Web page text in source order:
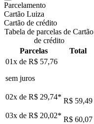
Parcelamento
Cartão Luiza
Cartão de crédito
Tabela de parcelas de Cartão
de crédito
Parcelas
Total
01x de R$ 57,76
sem juros
02x de R$ 29,74* R$ 59,49
03x de R$ 20,02* R$ 60,07